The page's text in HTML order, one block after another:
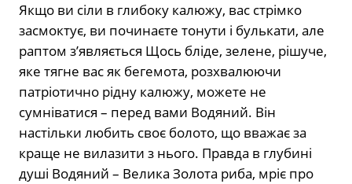
Якщо ви сіли в глибоку калюжу, вас стрімко
засмоктує, ви починаєте тонути і булькати, але
раптом з’являється Щось бліде, зелене, рішуче,
яке тягне вас як бегемота, розхвалюючи
патріотично рідну калюжу, можете не
сумніватися – перед вами Водяний. Він
настільки любить своє болото, що вважає за
краще не вилазити з нього. Правда в глубині
душі Водяний – Велика Золота риба, мріє про